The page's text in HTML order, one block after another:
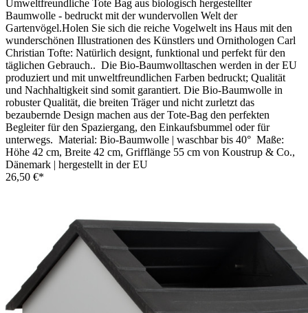
Umweltfreundliche Tote Bag aus biologisch hergestellter
Baumwolle - bedruckt mit der wundervollen Welt der
Gartenvögel.Holen Sie sich die reiche Vogelwelt ins Haus mit den
wunderschönen Illustrationen des Künstlers und Ornithologen Carl
Christian Tofte: Natürlich designt, funktional und perfekt für den
täglichen Gebrauch.. Die Bio-Baumwolltaschen werden in der EU
produziert und mit unweltfreundlichen Farben bedruckt; Qualität
und Nachhaltigkeit sind somit garantiert. Die Bio-Baumwolle in
robuster Qualität, die breiten Träger und nicht zurletzt das
bezaubernde Design machen aus der Tote-Bag den perfekten
Begleiter für den Spaziergang, den Einkaufsbummel oder für
unterwegs. Material: Bio-Baumwolle | waschbar bis 40° Maße:
Höhe 42 cm, Breite 42 cm, Grifflänge 55 cm von Koustrup & Co.,
Dänemark | hergestellt in der EU
26,50 €*